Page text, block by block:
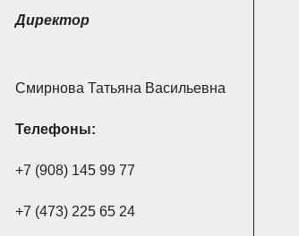
Директор
Смирнова Татьяна Васильевна
Телефоны:
+7 (908) 145 99 77
+7 (473) 225 65 24